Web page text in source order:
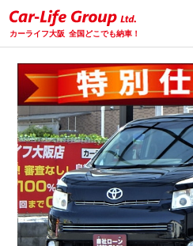
カーライフ大阪 全国どこでも納車！